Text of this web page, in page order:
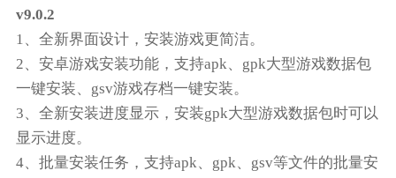
v9.0.2
1、全新界面设计，安装游戏更简洁。
2、安卓游戏安装功能，支持apk、gpk大型游戏数据包
一键安装、gsv游戏存档一键安装。
3、全新安装进度显示，安装gpk大型游戏数据包时可以
显示进度。
4、批量安装任务，支持apk、gpk、gsv等文件的批量安